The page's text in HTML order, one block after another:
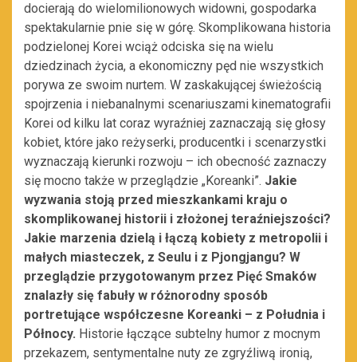
docierają do wielomilionowych widowni, gospodarka
spektakularnie pnie się w górę. Skomplikowana historia
podzielonej Korei wciąż odciska się na wielu
dziedzinach życia, a ekonomiczny pęd nie wszystkich
porywa ze swoim nurtem. W zaskakującej świeżością
spojrzenia i niebanalnymi scenariuszami kinematografii
Korei od kilku lat coraz wyraźniej zaznaczają się głosy
kobiet, które jako reżyserki, producentki i scenarzystki
wyznaczają kierunki rozwoju – ich obecność zaznaczy
się mocno także w przeglądzie „Koreanki”. Jakie
wyzwania stoją przed mieszkankami kraju o
skomplikowanej historii i złożonej teraźniejszości?
Jakie marzenia dzielą i łączą kobiety z metropolii i
małych miasteczek, z Seulu i z Pjongjangu? W
przeglądzie przygotowanym przez Pięć Smaków
znalazły się fabuły w różnorodny sposób
portretujące współczesne Koreanki – z Południa i
Północy. Historie łączące subtelny humor z mocnym
przekazem, sentymentalne nuty ze zgryźliwą ironią,